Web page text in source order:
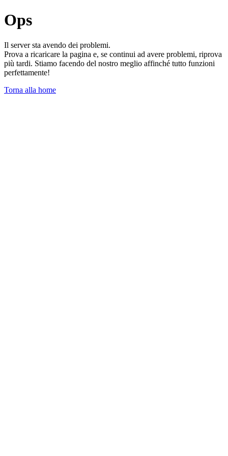
Ops
Il server sta avendo dei problemi.
Prova a ricaricare la pagina e, se continui ad avere problemi, riprova
più tardi. Stiamo facendo del nostro meglio affinché tutto funzioni
perfettamente!
Torna alla home